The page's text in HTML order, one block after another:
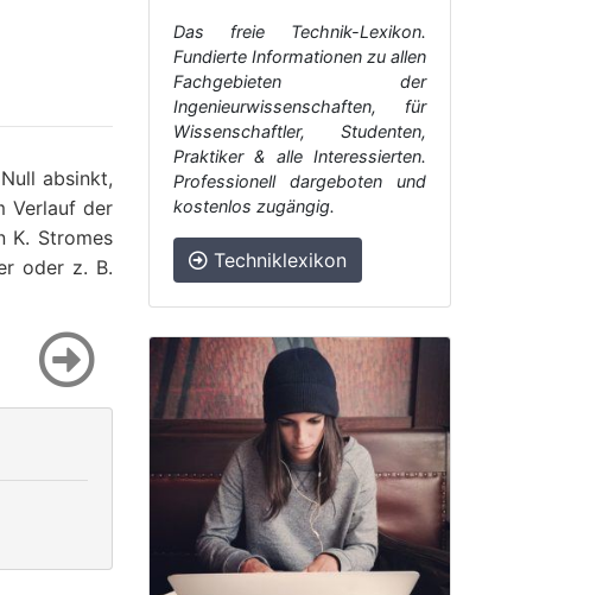
absinkt,
Verlauf der
K. Stromes
oder z. B.
Das freie Technik-Lexikon.
Fundierte Informationen zu allen
Fachgebieten der
Ingenieurwissenschaften, für
Wissenschaftler, Studenten,
Praktiker & alle Interessierten.
Professionell dargeboten und
kostenlos zugängig.
Techniklexikon